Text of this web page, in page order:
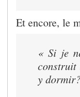
Et encore, le
« Si je
construit
y